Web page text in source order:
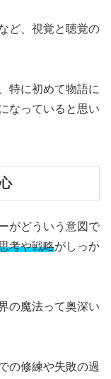
ど、視覚と聴覚の
特に初めて物語に
なっていると思い
がどういう意図で
考や戦略がしっか
の魔法って奥深い
の修練や失敗の過